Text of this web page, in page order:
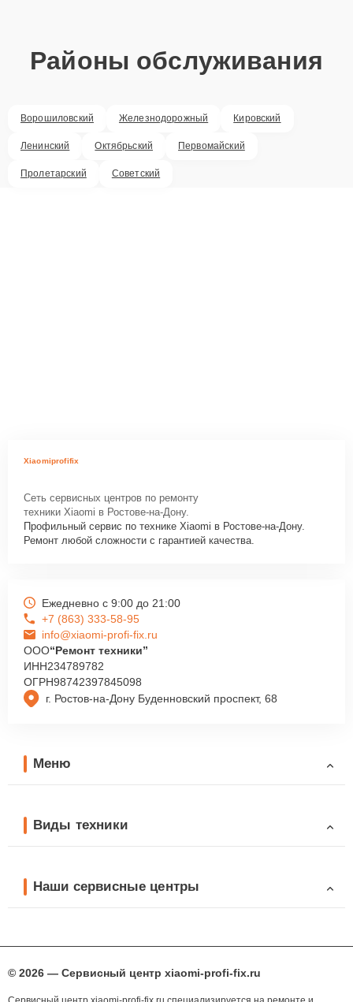
Районы обслуживания
Ворошиловский Железнодорожный Кировский
Ленинский Октябрьский Первомайский
Пролетарский Советский
Xiaomiprofifix
Сеть сервисных центров по ремонту
техники Xiaomi в Ростове-на-Дону.
Профильный сервис по технике Xiaomi в Ростове-на-Дону.
Ремонт любой сложности с гарантией качества.
г. Ростов-на-Дону Буденновский проспект, 68
Ежедневно с 9:00 до 21:00
+7 (863) 333-58-95
info@xiaomi-profi-fix.ru
ООО“Ремонт техники”
ИНН234789782
ОГРН98742397845098
Меню
Виды техники
Наши сервисные центры
© 2026 — Сервисный центр xiaomi-profi-fix.ru